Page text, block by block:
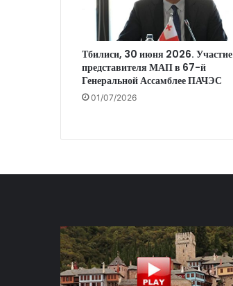
Тбилиси, 30 июня 2026. Участие
представителя МАП в 67-й
Генеральной Ассамблее ПАЧЭС
01/07/2026